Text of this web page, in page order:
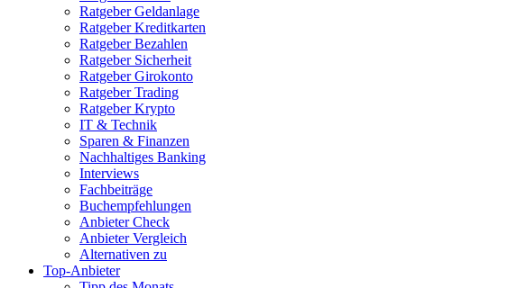
Ratgeber Geldanlage
Ratgeber Kreditkarten
Ratgeber Bezahlen
Ratgeber Sicherheit
Ratgeber Girokonto
Ratgeber Trading
Ratgeber Krypto
IT & Technik
Sparen & Finanzen
Nachhaltiges Banking
Interviews
Fachbeiträge
Buchempfehlungen
Anbieter Check
Anbieter Vergleich
Alternativen zu
Top-Anbieter